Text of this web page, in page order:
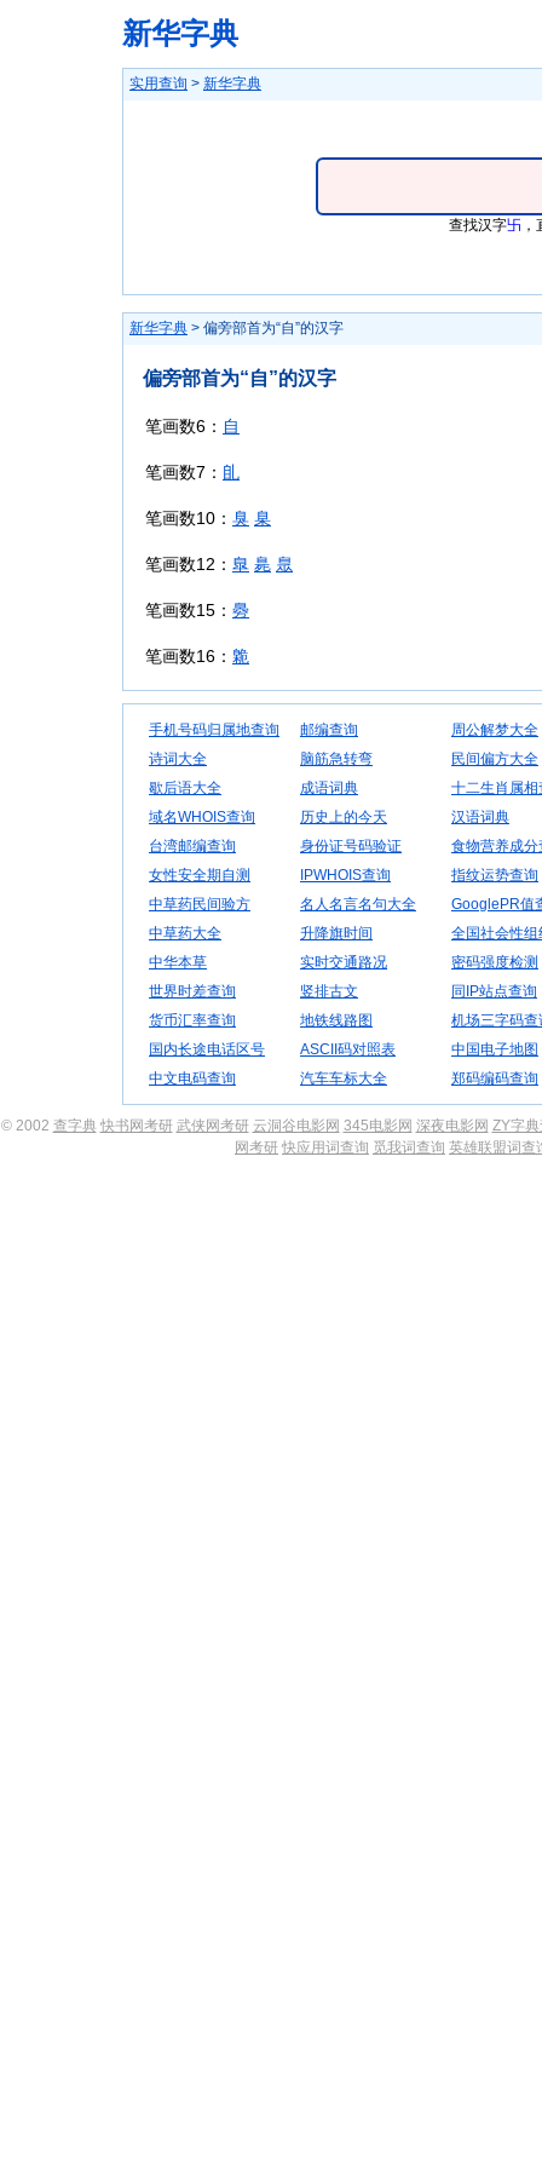
新华字典
实用查询 > 新华字典
查找汉字卐
新华字典 > 偏旁部首为“自”的汉字
偏旁部首为“自”的汉字
笔画数6： 自
笔画数7： 臫
笔画数10： 臭 臬
笔画数12： 臯 臰 臮
笔画数15： 臱
笔画数16： 臲
手机号码归属地查询 邮编查询
周公解梦大全
诗词大全
脑筋急转弯
民间偏方大全
歇后语大全
成语词典
十二生肖属相
域名WHOIS查询
历史上的今天
汉语词典
台湾邮编查询
身份证号码验证
食物营养成分
女性安全期自测
IPWHOIS查询
指纹运势查询
中草药民间验方
名人名言名句大全
GooglePR值
中草药大全
升降旗时间
全国社会性组
中华本草
实时交通路况
密码强度检测
世界时差查询
竖排古文
同IP站点查询
货币汇率查询
地铁线路图
机场三字码查
国内长途电话区号
ASCII码对照表
中国电子地图
中文电码查询
汽车车标大全 郑码编码查询
© 2002 查字典 快书网考研 武侠网考研 云洞谷电影网 345电影网 深夜电影网 ZY字
网考研 快应用词查询 觅我词查询 英雄联盟词查